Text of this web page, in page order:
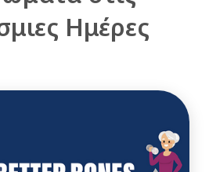
Ημέρες